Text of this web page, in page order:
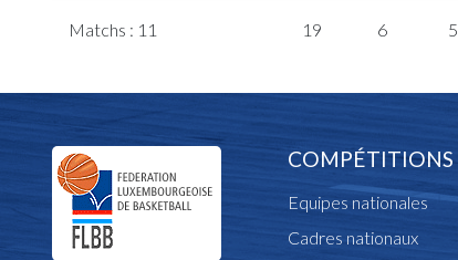
Matchs : 11 19 6 5
COMPÉTITIONS
Equipes nationales
Cadres nationaux